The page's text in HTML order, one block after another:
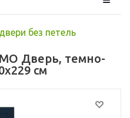
без петель
Дверь, темно-
см